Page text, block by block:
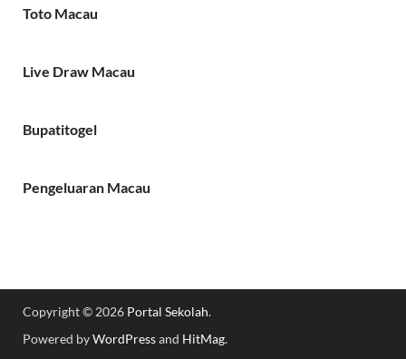
Toto Macau
Live Draw Macau
Bupatitogel
Pengeluaran Macau
Copyright © 2026 Portal Sekolah.
Powered byWordPressand HitMag.